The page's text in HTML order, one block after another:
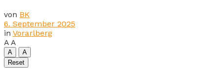
von BK
6. September 2025
in Vorarlberg
A A
A
A
Reset